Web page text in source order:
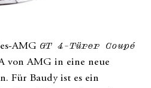
AMG GT 4-Türer Coupé
von AMG in eine neue
Für Baudy ist es ein